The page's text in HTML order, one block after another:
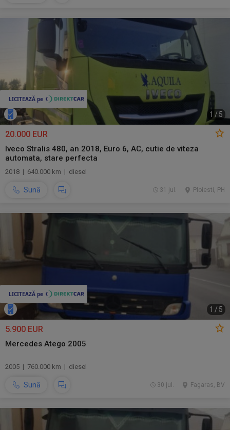
1 / 5
20.000 EUR
Iveco Stralis 480, an 2018, Euro 6, AC, cutie de viteza
automata, stare perfecta
2018 | 640.000 km | diesel
Sună Ploiesti, PH
31 jul.
1 / 5
5.900 EUR
Mercedes Atego 2005
2005 | 760.000 km | diesel
Sună Fagaras, BV
30 jul.